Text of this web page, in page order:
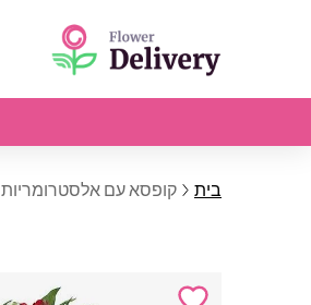
בית קופסא עם אלסטרומריות